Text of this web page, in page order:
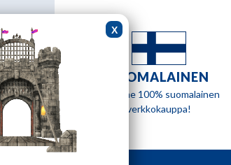
SUOMALAINEN
Olemme 100% suomalainen
verkkokauppa!